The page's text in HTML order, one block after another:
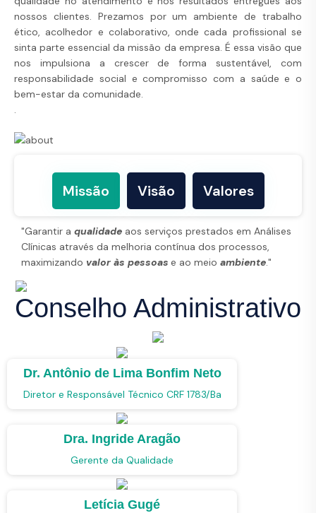
nossos clientes. Prezamos por um ambiente de trabalho
ético, acolhedor e colaborativo, onde cada profissional se
sinta parte essencial da missão da empresa. É essa visão que
nos impulsiona a crescer de forma sustentável, com
responsabilidade social e compromisso com a saúde e o
bem-estar da comunidade.
.
Missão Visão Valores
"Garantir a qualidade aos serviços prestados em Análises
Clínicas através da melhoria contínua dos processos,
maximizando valor às pessoas e ao meio ambiente."
Conselho Administrativo
Dr. Antônio de Lima Bonfim Neto
Diretor e Responsável Técnico CRF 1783/Ba
Dra. Ingride Aragão
Gerente da Qualidade
Letícia Gugé